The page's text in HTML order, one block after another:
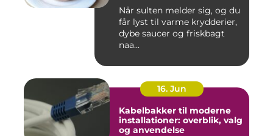
Når sulten melder sig, og du
får lyst til varme krydderier,
dybe saucer og friskbagt
naa...
16. Jun
Kabelbakker til moderne
installationer: overblik, valg
og anvendelse